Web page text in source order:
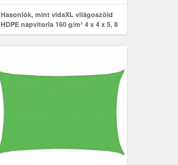
Hasonlók, mint vidaXL világoszöld
HDPE napvitorla 160 g/m² 4 x 4 x 5, 8
m